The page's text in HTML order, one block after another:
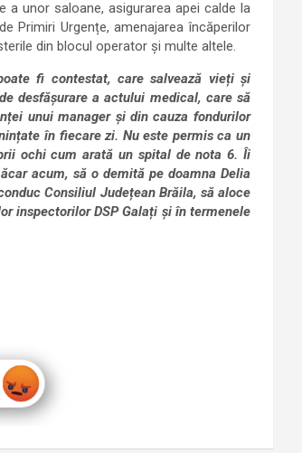
unor saloane, asigurarea apei calde la
Primiri Urgențe, amenajarea încăperilor
din blocul operator și multe altele.
fi contestat, care salvează vieți și
desfășurare a actului medical, care să
unui manager și din cauza fondurilor
în fiecare zi. Nu este permis ca un
ochi cum arată un spital de nota 6. Îi
acum, să o demită pe doamna Delia
Consiliul Județean Brăila, să aloce
inspectorilor DSP Galați și în termenele